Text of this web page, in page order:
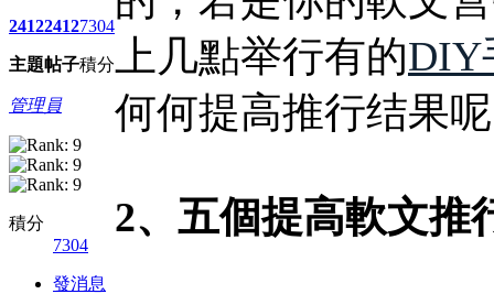
2412
主題
2412
帖子
7304
積分
管理員
積分
7304
發消息
上几點举行有的DIY
何何提高推行结果
2、五個提高軟文推